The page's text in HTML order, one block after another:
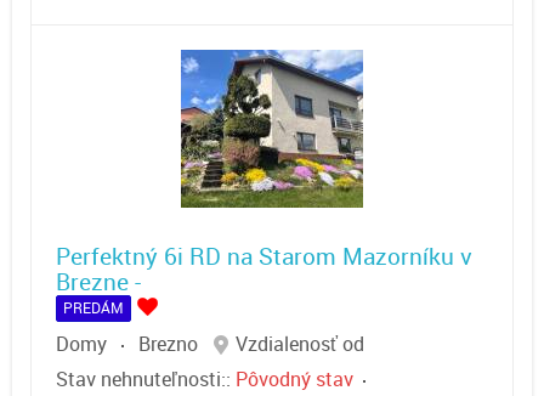
Perfektný 6i RD na Starom Mazorníku v
Brezne -
PREDÁM
Domy Brezno
Vzdialenosť od
Stav nehnuteľnosti:: Pôvodný stav